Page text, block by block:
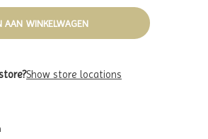
AAN WINKELWAGEN
Show store locations